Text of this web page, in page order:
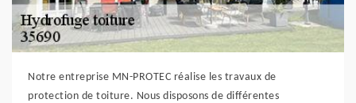
Notre entreprise MN-PROTEC réalise les travaux de
protection de toiture. Nous disposons de différentes